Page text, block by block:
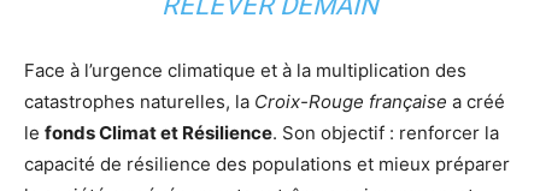
Face à l’urgence climatique et à la multiplication des
catastrophes naturelles, la Croix-Rouge française a créé
le fonds Climat et Résilience. Son objectif : renforcer la
capacité de résilience des populations et mieux préparer